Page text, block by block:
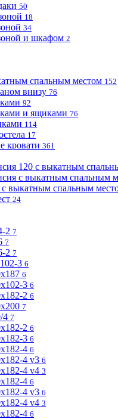
50
18
34
и шкафом 2
спальным местом 152
внизу 76
92
и ящиками 76
114
17
кровати 361
120 с выкатным
с выкатным спальным
с выкатным спальным
24
2 7
7
2 7
3 6
6
3 6
2 6
7
4 7
2 6
3 6
4 6
4 v3 6
4 v4 3
4 6
4 v3 6
4 v4 3
4 6